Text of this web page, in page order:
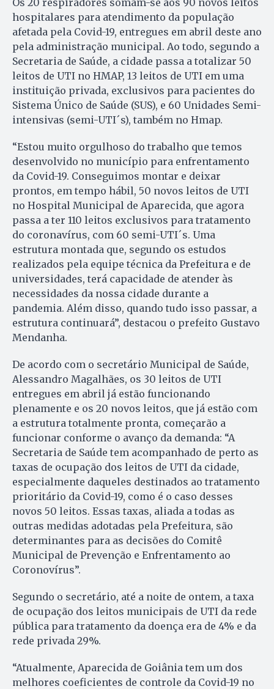
hospitalares para atendimento da população
afetada pela Covid-19, entregues em abril deste ano
pela administração municipal. Ao todo, segundo a
Secretaria de Saúde, a cidade passa a totalizar 50
leitos de UTI no HMAP, 13 leitos de UTI em uma
instituição privada, exclusivos para pacientes do
Sistema Único de Saúde (SUS), e 60 Unidades Semi-
intensivas (semi-UTI´s), também no Hmap.
“Estou muito orgulhoso do trabalho que temos
desenvolvido no município para enfrentamento
da Covid-19. Conseguimos montar e deixar
prontos, em tempo hábil, 50 novos leitos de UTI
no Hospital Municipal de Aparecida, que agora
passa a ter 110 leitos exclusivos para tratamento
do coronavírus, com 60 semi-UTI´s. Uma
estrutura montada que, segundo os estudos
realizados pela equipe técnica da Prefeitura e de
universidades, terá capacidade de atender às
necessidades da nossa cidade durante a
pandemia. Além disso, quando tudo isso passar, a
estrutura continuará”, destacou o prefeito Gustavo
Mendanha.
De acordo com o secretário Municipal de Saúde,
Alessandro Magalhães, os 30 leitos de UTI
entregues em abril já estão funcionando
plenamente e os 20 novos leitos, que já estão com
a estrutura totalmente pronta, começarão a
funcionar conforme o avanço da demanda: “A
Secretaria de Saúde tem acompanhado de perto as
taxas de ocupação dos leitos de UTI da cidade,
especialmente daqueles destinados ao tratamento
prioritário da Covid-19, como é o caso desses
novos 50 leitos. Essas taxas, aliada a todas as
outras medidas adotadas pela Prefeitura, são
determinantes para as decisões do Comitê
Municipal de Prevenção e Enfrentamento ao
Coronovírus”.
Segundo o secretário, até a noite de ontem, a taxa
de ocupação dos leitos municipais de UTI da rede
pública para tratamento da doença era de 4% e da
rede privada 29%.
“Atualmente, Aparecida de Goiânia tem um dos
melhores coeficientes de controle da Covid-19 no